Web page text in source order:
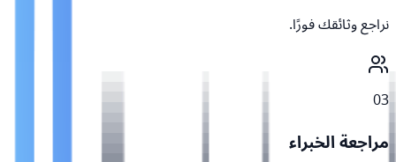
نراجع وثائقك فورًا.
03
مراجعة الخبراء